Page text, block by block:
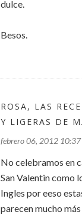
dulce.
Besos.
ROSA, LAS
Y LIGERAS DE
febrero 06, 2012 10:37
No celebramos en
San Valentin como
Ingles por eeso
parecen mucho